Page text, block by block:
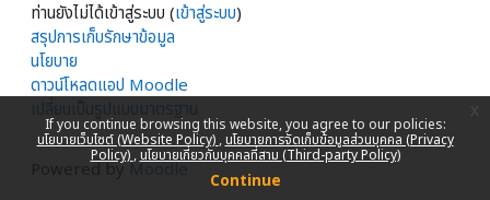
If you continue browsing this website, you agree to our policies:
นโยบายเว็บไซต์ (Website Policy) นโยบายการจัดเก็บข้อมูลส่วนบุคคล (Privacy
Policy) นโยบายเกี่ยวกับบุคคลที่สาม (Third-party Policy)
Continue
ท่านยังไม่ได้เข้าสู่ระบบ (เข้าสู่ระบบ)
สรุปการเก็บรักษาข้อมูล
นโยบาย
ดาวน์โหลดแอป Moodle
เปลี่ยนเป็นรูปแบบมาตรฐาน
Powered byMoodle